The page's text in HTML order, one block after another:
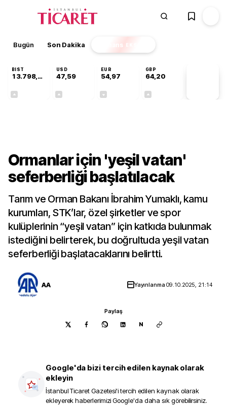
Bugün Son Dakika Finans EKSTRA
BIST
13.798,82
USD
47,59
EUR
54,97
GBP
64,20
Ormanlar için 'yeşil vatan'
seferberliği başlatılacak
Tarım ve Orman Bakanı İbrahim Yumaklı, kamu
kurumları, STK’lar, özel şirketler ve spor
kulüplerinin “yeşil vatan” için katkıda bulunmak
istediğini belirterek, bu doğrultuda yeşil vatan
seferberliği başlatacaklarını belirtti.
AA Yayınlanma09.10.2025, 21:14
Paylaş
N
Google'da bizi tercih edilen kaynak olarak
ekleyin
İstanbul Ticaret Gazetesi'i tercih edilen kaynak olarak
ekleyerek haberlerimizi Google'da daha sık görebilirsiniz.